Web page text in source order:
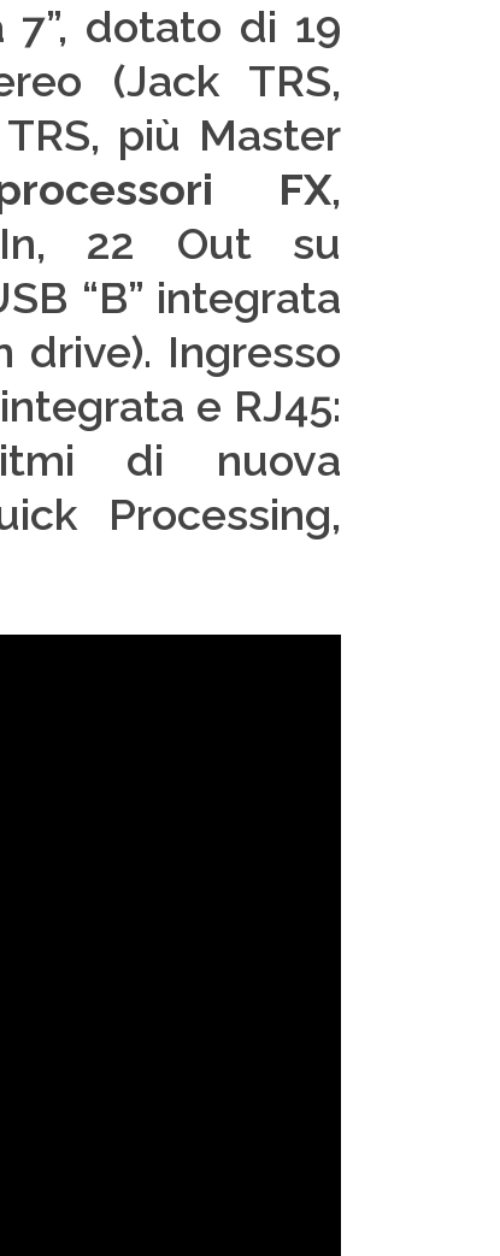
dotato di 19
(Jack TRS,
più Master
FX,
In, 22 Out su
“B” integrata
drive). Ingresso
integrata e RJ45:
di nuova
Processing,